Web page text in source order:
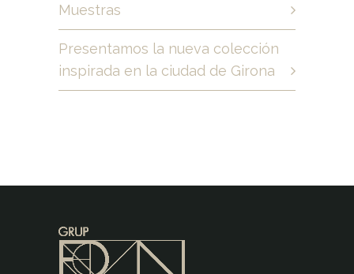
Muestras
Presentamos la nueva colección
inspirada en la ciudad de Girona